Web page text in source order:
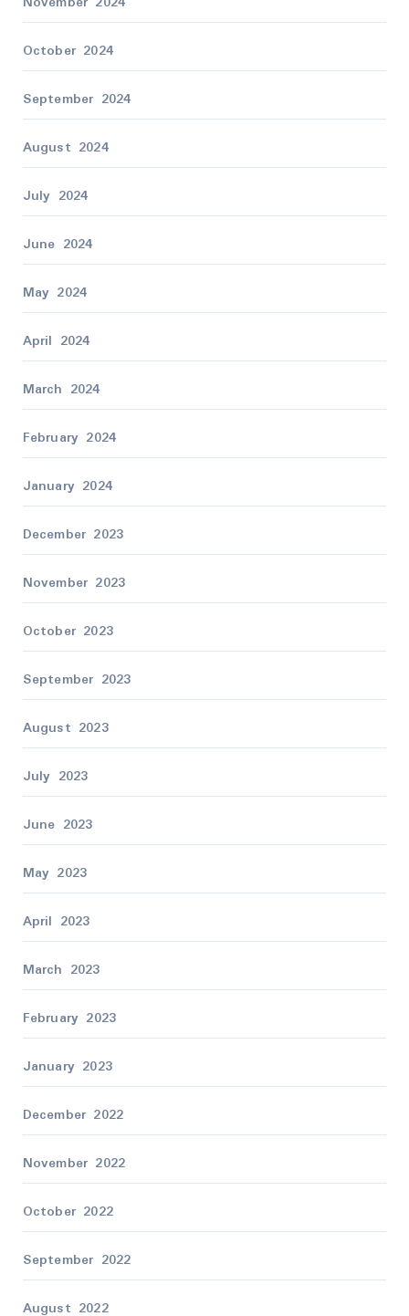
October 2024
September 2024
August 2024
July 2024
June 2024
May 2024
April 2024
March 2024
February 2024
January 2024
December 2023
November 2023
October 2023
September 2023
August 2023
July 2023
June 2023
May 2023
April 2023
March 2023
February 2023
January 2023
December 2022
November 2022
October 2022
September 2022
August 2022